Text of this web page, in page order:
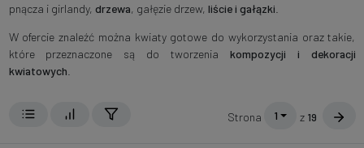
pnącza i girlandy, drzewa, gałęzie drzew, liście i gałązki
W ofercie znaleźć można kwiaty gotowe do wykorzystania oraz takie,
które przeznaczone są do tworzenia kompozycji i dekoracji
kwiatowych
Strona 1 z 19